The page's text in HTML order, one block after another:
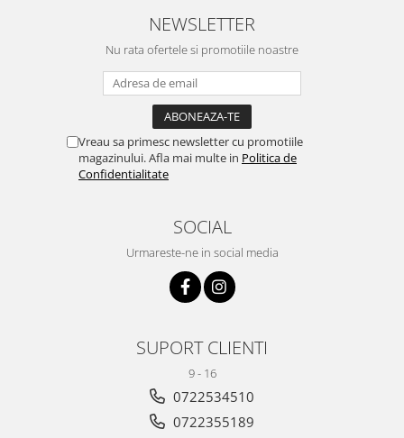
NEWSLETTER
Nu rata ofertele si promotiile noastre
Vreau sa primesc newsletter cu promotiile
magazinului. Afla mai multe in Politica de
Confidentialitate
SOCIAL
Urmareste-ne in social media
SUPORT CLIENTI
9 - 16
0722534510
0722355189